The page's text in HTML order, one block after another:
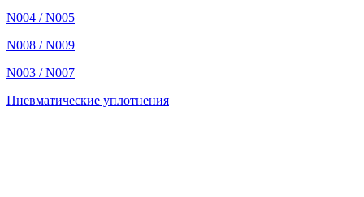
N004 / N005
N008 / N009
N003 / N007
Пневматические уплотнения